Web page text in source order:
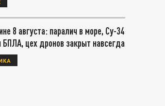
8 августа: паралич в море, Су-34
БПЛА, цех дронов закрыт навсегда